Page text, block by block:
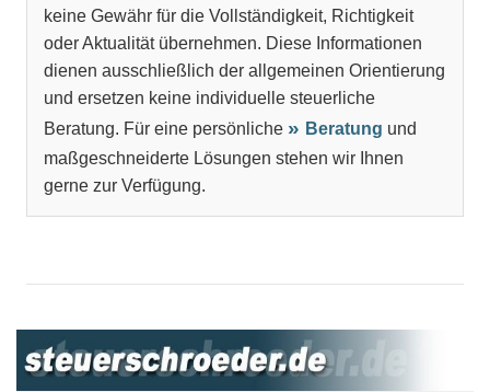
keine Gewähr für die Vollständigkeit, Richtigkeit
oder Aktualität übernehmen. Diese Informationen
dienen ausschließlich der allgemeinen Orientierung
und ersetzen keine individuelle steuerliche
Beratung. Für eine persönliche
Beratung und
maßgeschneiderte Lösungen stehen wir Ihnen
gerne zur Verfügung.